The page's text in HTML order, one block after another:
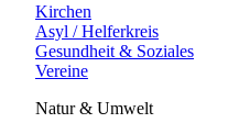
Kirchen
Asyl / Helferkreis
Gesundheit & Soziales
Vereine
Natur & Umwelt